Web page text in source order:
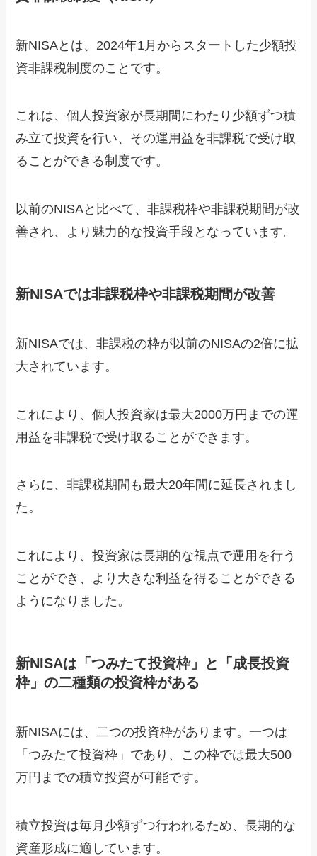
新NISAとは、2024年1月からスタートした少額投
資非課税制度のことです。
これは、個人投資家が長期間にわたり少額ずつ積
み立て投資を行い、その運用益を非課税で受け取
ることができる制度です。
以前のNISAと比べて、非課税枠や非課税期間が改
善され、より魅力的な投資手段となっています。
新NISAでは非課税枠や非課税期間が改善
新NISAでは、非課税の枠が以前のNISAの2倍に拡
大されています。
これにより、個人投資家は最大2000万円までの運
用益を非課税で受け取ることができます。
さらに、非課税期間も最大20年間に延長されまし
た。
これにより、投資家は長期的な視点で運用を行う
ことができ、より大きな利益を得ることができる
ようになりました。
新NISAは「つみたて投資枠」と「成長投資
枠」の二種類の投資枠がある
新NISAには、二つの投資枠があります。一つは
「つみたて投資枠」であり、この枠では最大500
万円までの積立投資が可能です。
積立投資は毎月少額ずつ行われるため、長期的な
資産形成に適しています。